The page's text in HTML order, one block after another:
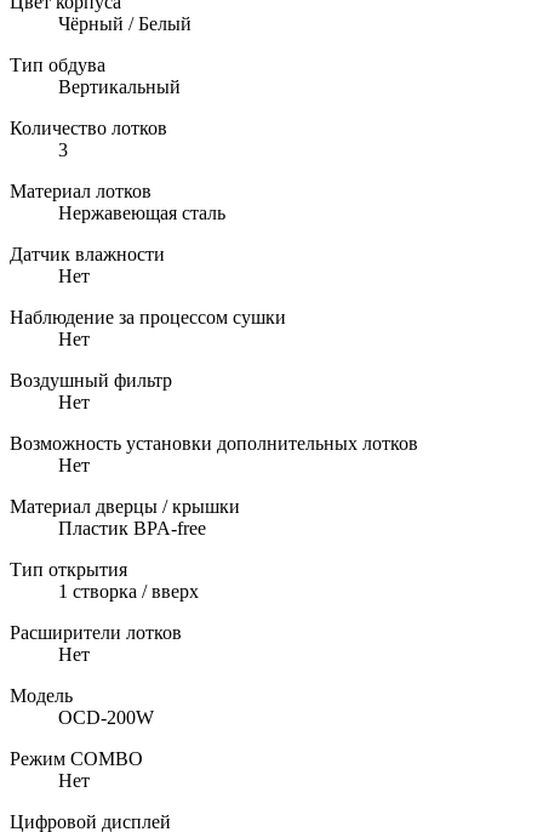
Чёрный / Белый
Тип обдува
Вертикальный
Количество лотков
3
Материал лотков
Нержавеющая сталь
Датчик влажности
Нет
Наблюдение за процессом сушки
Нет
Воздушный фильтр
Нет
Возможность установки дополнительных лотков
Нет
Материал дверцы / крышки
Пластик BPA-free
Тип открытия
1 створка / вверх
Расширители лотков
Нет
Модель
OCD-200W
Режим COMBO
Нет
Цифровой дисплей